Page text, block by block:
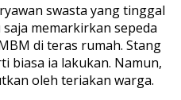
swasta yang tinggal
memarkirkan sepeda
di teras rumah. Stang
biasa ia lakukan. Namun,
oleh teriakan warga.